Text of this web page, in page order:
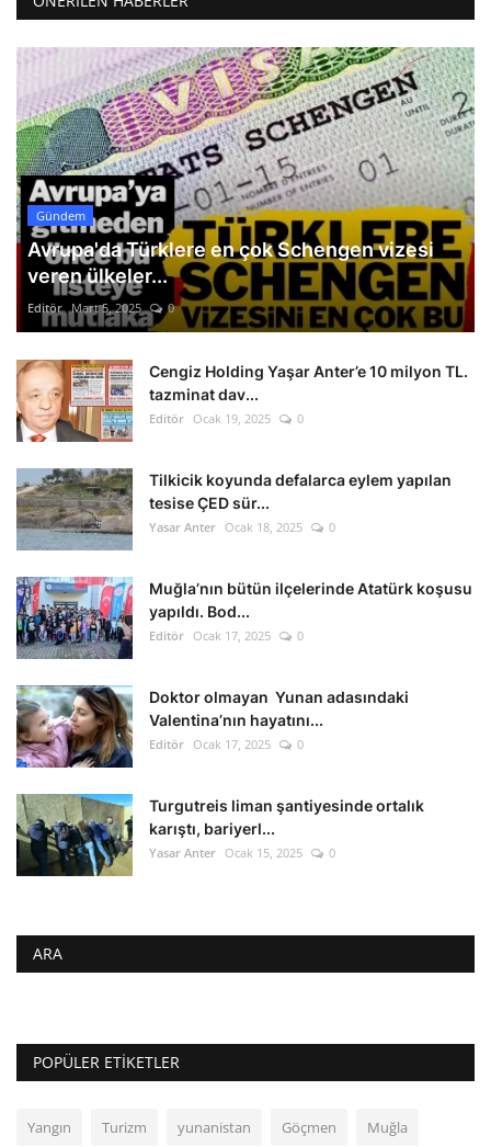
Gündem
Avrupa'da Türklere en çok Schengen vizesi
veren ülkeler...
Editör Mart 5, 2025 0
Cengiz Holding Yaşar Anter’e 10 milyon TL.
tazminat dav...
Editör Ocak 19, 2025 0
Tilkicik koyunda defalarca eylem yapılan
tesise ÇED sür...
Yasar Anter Ocak 18, 2025 0
Muğla’nın bütün ilçelerinde Atatürk koşusu
yapıldı. Bod...
Editör Ocak 17, 2025 0
Doktor olmayan Yunan adasındaki
Valentina’nın hayatını...
Editör Ocak 17, 2025 0
Turgutreis liman şantiyesinde ortalık
karıştı, bariyerl...
Yasar Anter Ocak 15, 2025 0
ARA
POPÜLER ETIKETLER
Yangın Turizm yunanistan Göçmen Muğla